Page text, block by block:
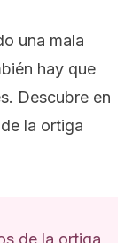
una mala
hay que
Descubre en
la ortiga
de la ortiga